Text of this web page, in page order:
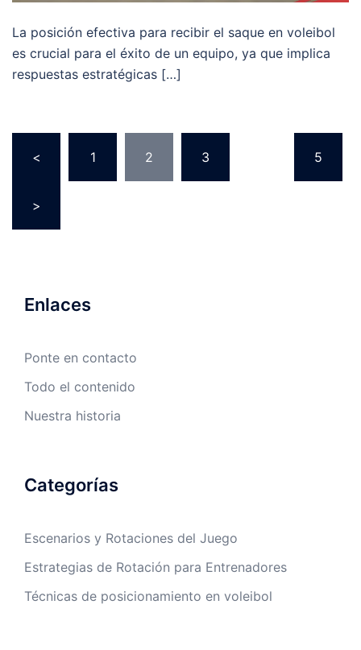
La posición efectiva para recibir el saque en voleibol
es crucial para el éxito de un equipo, ya que implica
respuestas estratégicas […]
pagination
< 1 2 3 5
>
Enlaces
Ponte en contacto
Todo el contenido
Nuestra historia
Categorías
Escenarios y Rotaciones del Juego
Estrategias de Rotación para Entrenadores
Técnicas de posicionamiento en voleibol